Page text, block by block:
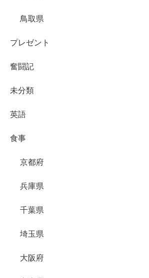
鳥取県
プレゼント
奮闘記
未分類
英語
食事
京都府
兵庫県
千葉県
埼玉県
大阪府